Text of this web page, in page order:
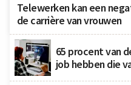
Telewerken kan een
de carrière van vrouwen
65 procent van
job hebben die